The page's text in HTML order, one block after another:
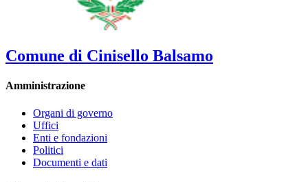
Comune di Cinisello Balsamo
Amministrazione
Organi di governo
Uffici
Enti e fondazioni
Politici
Documenti e dati